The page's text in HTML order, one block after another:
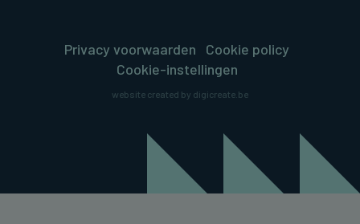
Privacy voorwaarden
Cookie policy
Cookie-instellingen
website created by digicreate.be